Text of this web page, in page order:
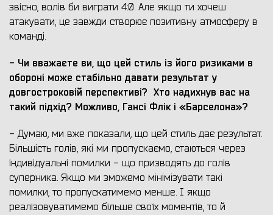
звісно, волів би виграти 4:0. Але якщо ти хочеш
атакувати, це завжди створює позитивну атмосферу в
команді.
- Чи вважаєте ви, що цей стиль із його ризиками в
обороні може стабільно давати результат у
довгостроковій перспективі? Хто надихнув вас на
такий підхід? Можливо, Гансі Флік і «Барселона»?
- Думаю, ми вже показали, що цей стиль дає результат.
Більшість голів, які ми пропускаємо, стаються через
індивідуальні помилки - що призводять до голів
суперника. Якщо ми зможемо мінімізувати такі
помилки, то пропускатимемо менше. І якщо
реалізовуватимемо більше своїх моментів, то й